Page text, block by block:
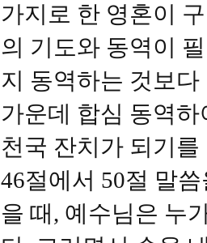
가지로 한 영혼이
의 기도와 동역이
지 동역하는 것보
가운데 합심 동역
천국 잔치가 되기
46절에서 50절 말
을 때, 예수님은 누